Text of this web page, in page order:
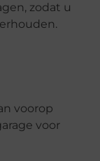
zodat u
voorop
voor